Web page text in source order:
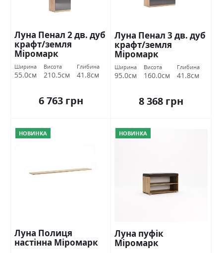
Луна Пенал 2 дв. дуб
крафт/земля
Міромарк
Ширина
55.0см
Висота
210.5см
Глибина
41.8см
6 763 грн
Луна Пенал 3 дв. дуб
крафт/земля
Міромарк
Ширина
95.0см
Висота
160.0см
Глибина
41.8см
8 368 грн
НОВИНКА
Луна Полиця
настінна Міромарк
НОВИНКА
Луна пуфік
Міромарк